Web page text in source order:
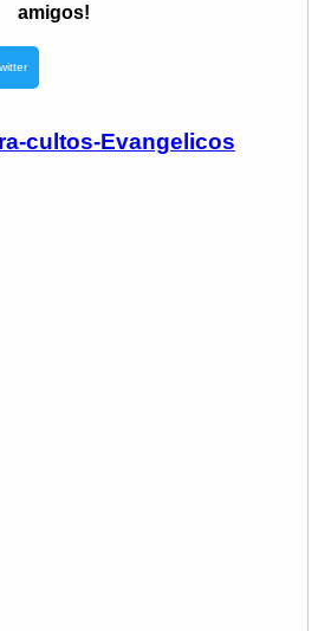
amigos!
cultos-Evangelicos